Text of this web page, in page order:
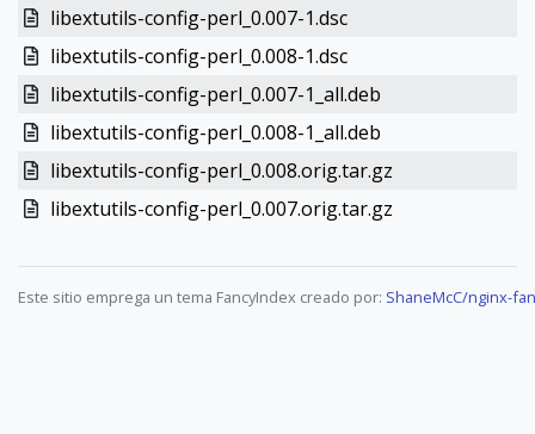
libextutils-config-perl_0.007-1.dsc
libextutils-config-perl_0.008-1.dsc
libextutils-config-perl_0.007-1_all.deb
libextutils-config-perl_0.008-1_all.deb
libextutils-config-perl_0.008.orig.tar.gz
libextutils-config-perl_0.007.orig.tar.gz
Este sitio emprega un tema FancyIndex creado por: ShaneMcC/nginx-